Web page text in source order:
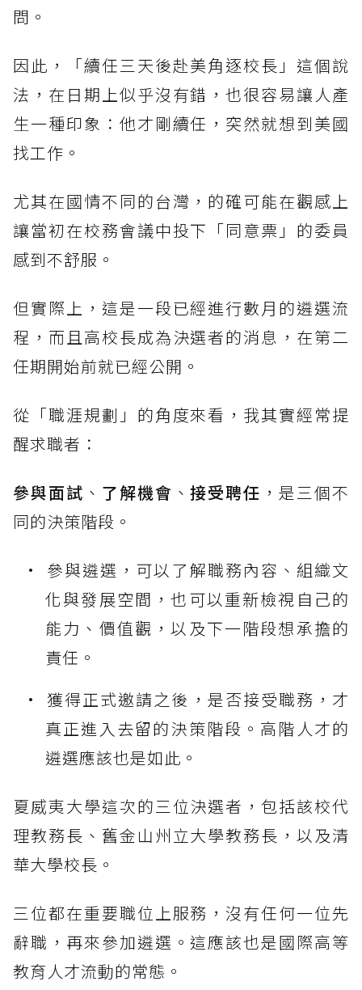
問。
因此，「續任三天後赴美角逐校長」這個說
法，在日期上似乎沒有錯，也很容易讓人產
生一種印象：他才剛續任，突然就想到美國
找工作。
尤其在國情不同的台灣，的確可能在觀感上
讓當初在校務會議中投下「同意票」的委員
感到不舒服。
但實際上，這是一段已經進行數月的遴選流
程，而且高校長成為決選者的消息，在第二
任期開始前就已經公開。
從「職涯規劃」的角度來看，我其實經常提
醒求職者：
參與面試 、 了解機會 、接受聘任 ，是三個不
同的決策階段。
參與遴選，可以了解職務內容、組織文
化與發展空間，也可以重新檢視自己的
能力、價值觀，以及下一階段想承擔的
責任。
獲得正式邀請之後，是否接受職務，才
真正進入去留的決策階段。高階人才的
遴選應該也是如此。
夏威夷大學這次的三位決選者，包括該校代
理教務長、舊金山州立大學教務長，以及清
華大學校長。
三位都在重要職位上服務，沒有任何一位先
辭職，再來參加遴選。這應該也是國際高等
教育人才流動的常態。